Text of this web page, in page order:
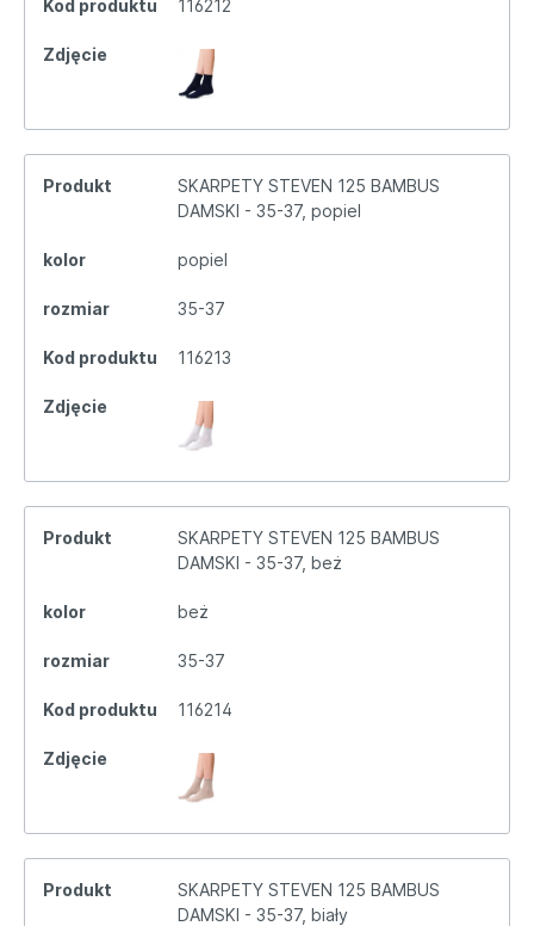
Kod produktu 116212
Zdjęcie
Produkt
SKARPETY STEVEN 125 BAMBUS
DAMSKI - 35-37, popiel
kolor popiel
rozmiar 35-37
Kod produktu 116213
Zdjęcie
Produkt
SKARPETY STEVEN 125 BAMBUS
DAMSKI - 35-37, beż
kolor beż
rozmiar 35-37
Kod produktu 116214
Zdjęcie
Produkt
SKARPETY STEVEN 125 BAMBUS
DAMSKI - 35-37, biały